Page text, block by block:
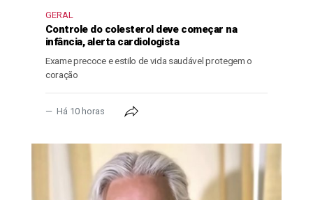
GERAL
Controle do colesterol deve começar na
infância, alerta cardiologista
Exame precoce e estilo de vida saudável protegem o
coração
Há 10 horas